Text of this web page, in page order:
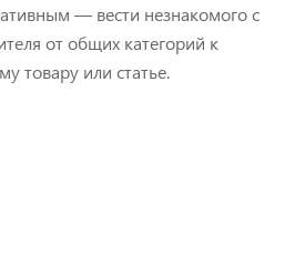
— вести незнакомого с
от общих категорий к
товару или статье.